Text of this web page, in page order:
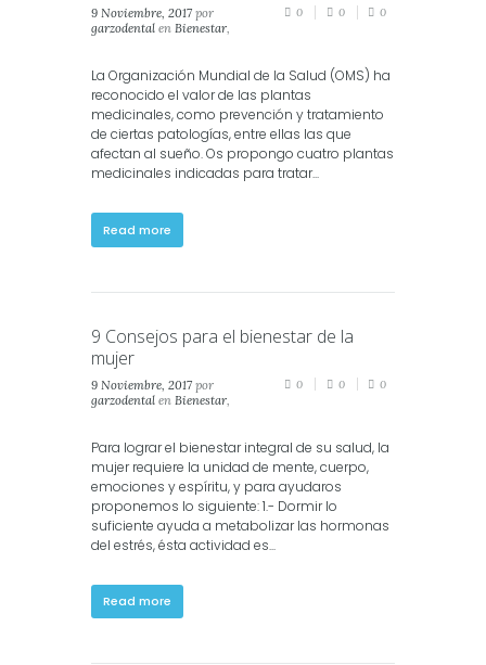
9 Noviembre, 2017 por
garzodental en Bienestar,
0 0 0
La Organización Mundial de la Salud (OMS) ha
reconocido el valor de las plantas
medicinales, como prevención y tratamiento
de ciertas patologías, entre ellas las que
afectan al sueño. Os propongo cuatro plantas
medicinales indicadas para tratar...
Read more
9 Consejos para el bienestar de la
mujer
9 Noviembre, 2017 por
garzodental en Bienestar
0 0 0
Para lograr el bienestar integral de su salud, la
mujer requiere la unidad de mente, cuerpo,
emociones y espíritu, y para ayudaros
proponemos lo siguiente: 1.- Dormir lo
suficiente ayuda a metabolizar las hormonas
del estrés, ésta actividad es...
Read more